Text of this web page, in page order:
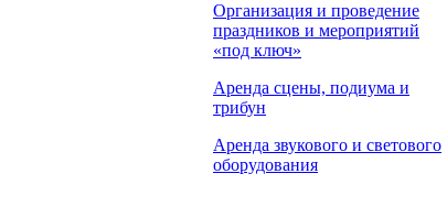
Организация и проведение
праздников и мероприятий
«под ключ»
Аренда сцены, подиума и
трибун
Аренда звукового и светового
оборудования